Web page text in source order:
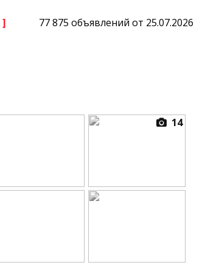
] 77 875 объявлений от 25.07.2026
14